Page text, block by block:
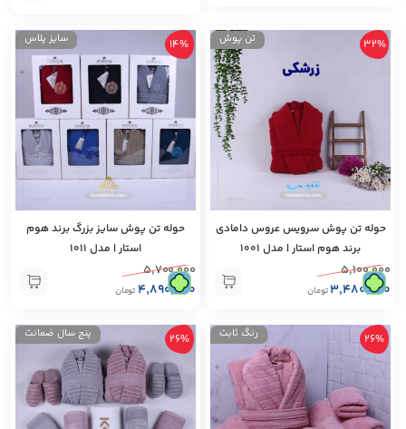
تن پوش
+
32%
حوله تن پوش سرویس عروس دامادی
برند هوم استار | مدل 1001
۵,۱۰۰,۰۰۰
۳,۴۸۰,۰۰۰ تومان
سایز پلاس
+
14%
حوله تن پوش سایز بزرگ برند هوم
استار | مدل 1011
۵,۷۰۰,۰۰۰
۴,۸۹۰,۰۰۰ تومان
رنگ‌ ثابت
+
26% پنج سال ضمانت 26%